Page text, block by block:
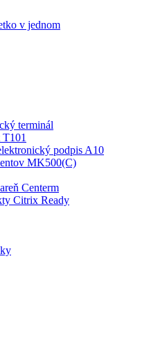
v jednom
terminál
podpis A10
MK500(C)
Centerm
Citrix Ready